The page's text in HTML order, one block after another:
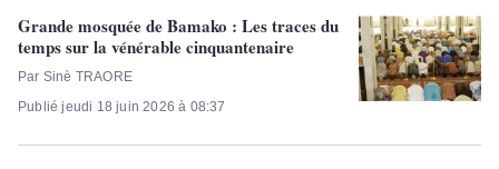
Grande mosquée de Bamako : Les traces du
temps sur la vénérable cinquantenaire
Par Sinè TRAORE
Publié jeudi 18 juin 2026 à 08:37